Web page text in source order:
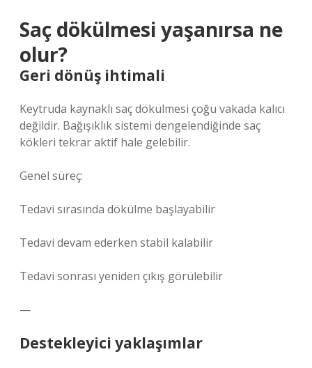
Saç dökülmesi yaşanırsa ne
olur?
Geri dönüş ihtimali
Keytruda kaynaklı saç dökülmesi çoğu vakada kalıcı
değildir. Bağışıklık sistemi dengelendiğinde saç
kökleri tekrar aktif hale gelebilir.
Genel süreç:
Tedavi sırasında dökülme başlayabilir
Tedavi devam ederken stabil kalabilir
Tedavi sonrası yeniden çıkış görülebilir
—
Destekleyici yaklaşımlar